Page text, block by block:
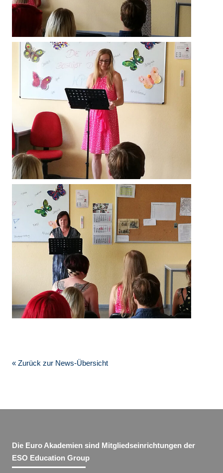
« Zurück zur News-Übersicht
Die Euro Akademien sind Mitgliedseinrichtungen der
ESO Education Group